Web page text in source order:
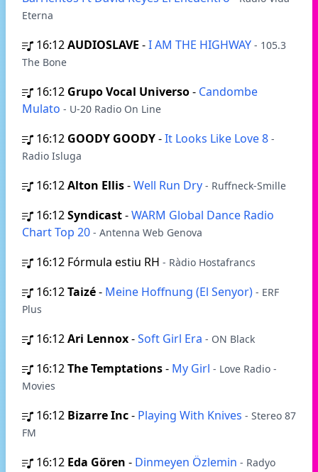
Eterna
16:12AUDIOSLAVE -I AM THE HIGHWAY - 105.3
The Bone
16:12 Grupo Vocal Universo- Candombe
Mulato - U-20 Radio On Line
16:12 GOODY GOODY-It Looks Like Love 8 -
Radio Isluga
16:12Alton Ellis-Well Run Dry - Ruffneck-Smille
16:12Syndicast-WARM Global Dance Radio
Chart Top 20 - Antenna Web Genova
16:12 Fórmula estiu RH - Ràdio Hostafrancs
16:12Taizé- Meine Hoffnung (El Senyor) - ERF
Plus
16:12Ari Lennox-Soft Girl Era - ON Black
16:12The Temptations- My Girl - Love Radio -
Movies
16:12 Bizarre Inc- Playing With Knives - Stereo 87
FM
16:12 Eda Gören - Dinmeyen Özlemin - Radyo